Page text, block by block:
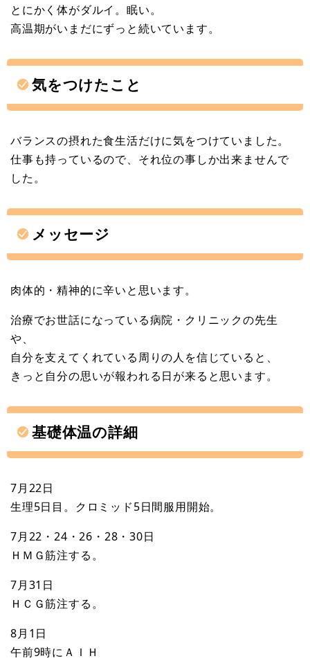
とにかく体がダルイ。眠い。
高温期がいまだにずっと続いています。
気をつけたこと
バランスの摂れた食生活だけに気をつけていました。
仕事も持っているので、それ位の事しか出来ませんで
した。
メッセージ
肉体的・精神的に辛いと思います。
治療でお世話になっている病院・クリニックの先生
や、
自分を支えてくれている周りの人を信じていると、
きっと自分の思いが報われる日が来ると思います。
基礎体温の詳細
7月22日
生理5日目。クロミッド5日間服用開始。
7月22・24・26・28・30日
ＨＭＧ筋注する。
7月31日
ＨＣＧ筋注する。
8月1日
午前9時にＡＩＨ